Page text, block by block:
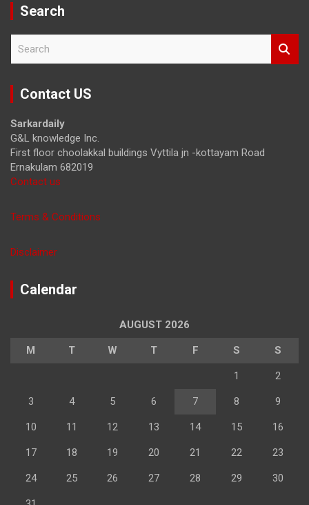
Search
r
Contact US
Sarkardaily
G&L knowledge Inc.
First floor choolakkal buildings Vyttila jn -kottayam Road
Ernakulam 682019
Contact us
Terms & Conditions
Disclaimer
Calendar
AUGUST 2026
M T W T F S S
1 2
3 4 5 6 7 8 9
10 11 12 13 14 15 16
17 18 19 20 21 22 23
24 25 26 27 28 29 30